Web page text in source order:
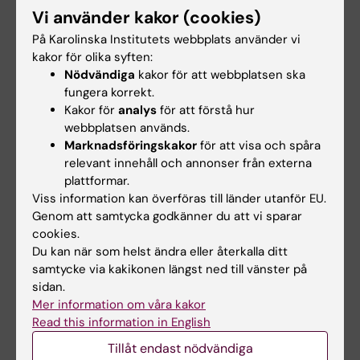
Targeted Therapy of HPV Positive and
Negative Tonsillar Squamous Cell Carcinoma
Cell Lines Reveals Synergy between CDK4/6,
PI3K and Sometimes FGFR Inhibitors, but
Rarely between PARP and WEE1 Inhibitors
Kostopoulou ON; Zupancic M; Pont M; Papin E;
Lukoseviciute M; Mikelarena BA; Holzhauser S;
Dalianis T
ARTICLE:FRONTIERS IN ONCOLOGY.
2021;11:748657
Targeting PI3K, FGFR, CDK4/6 Signaling
Pathways Together With Cytostatics and
Radiotherapy in Two Medulloblastoma Cell
Lines
Lukoseviciute M; Maier H; Poulou-Sidiropoulou
E; Rosendahl E; Holzhauser S; Dalianis T;
Kostopoulou ON
MICROORGANISMS.2021;9(6):1137
Vi använder kakor (cookies)
På Karolinska Institutets webbplats använder vi
kakor för olika syften:
Nödvändiga kakor för att webbplatsen ska
fungera korrekt.
Kakor för analys för att förstå hur
webbplatsen används.
Marknadsföringskakor för att visa och spåra
relevant innehåll och annonser från externa
plattformar.
Viss information kan överföras till länder utanför EU.
Genom att samtycka godkänner du att vi sparar
cookies.
Du kan när som helst ändra eller återkalla ditt
samtycke via kakikonen längst ned till vänster på
sidan.
Mer information om våra kakor
Read this information in English
Tillåt endast nödvändiga